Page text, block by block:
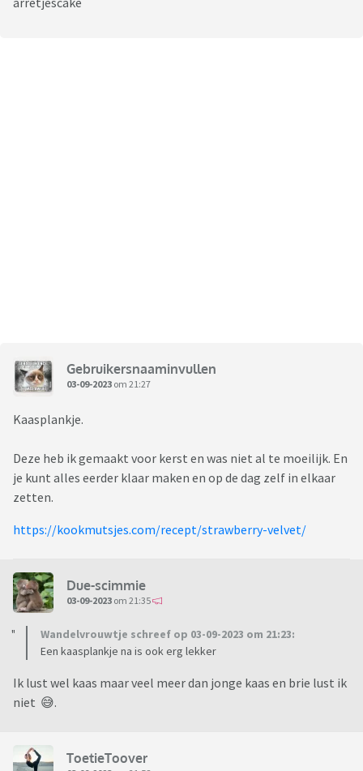
Gebruikersnaaminvullen
03-09-2023 om 21:27
Kaasplankje.
Deze heb ik gemaakt voor kerst en was niet al te moeilijk. En
je kunt alles eerder klaar maken en op de dag zelf in elkaar
zetten.
https://kookmutsjes.com/recept/strawberry-velvet/
Due-scimmie
03-09-2023 om 21:35
Wandelvrouwtje schreef op 03-09-2023 om 21:23:
Een kaasplankje na is ook erg lekker
Ik lust wel kaas maar veel meer dan jonge kaas en brie lust ik
niet 😅.
ToetieToover